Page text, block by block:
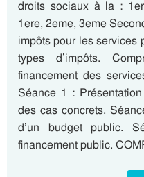
droits sociaux à la :
1ere, 2eme, 3eme
impôts pour les services
types d’impôts.
financement des
Séance 1 :
des cas concrets.
d’un budget public.
financement public.